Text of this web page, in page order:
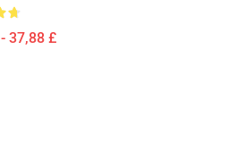
37,88 £